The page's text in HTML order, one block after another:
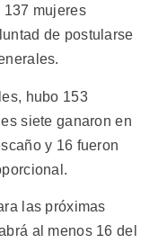
137 mujeres
de postularse
hubo 153
siete ganaron en
y 16 fueron
las próximas
al menos 16 del